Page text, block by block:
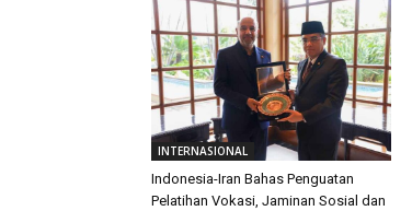
INTERNASIONAL
Indonesia-Iran Bahas Penguatan
Pelatihan Vokasi, Jaminan Sosial dan